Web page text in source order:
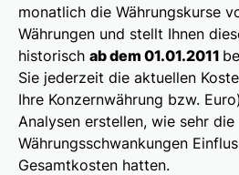
monatlich die Währungskurse
Währungen und stellt Ihnen
historisch ab dem 01.01.2011
Sie jederzeit die aktuellen
Ihre Konzernwährung bzw.
Analysen erstellen, wie sehr die
Währungsschwankungen
Gesamtkosten hatten.